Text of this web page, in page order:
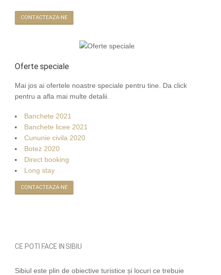
CONTACTEAZA-NE
Oferte speciale
Mai jos ai ofertele noastre speciale pentru tine. Da click
pentru a afla mai multe detalii.
Banchete 2021
Banchete licee 2021
Cununie civila 2020
Botez 2020
Direct booking
Long stay
CONTACTEAZA-NE
CE POTI FACE IN SIBIU
Sibiul este plin de obiective turistice și locuri ce trebuie